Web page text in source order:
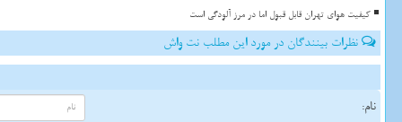
کیفیت هوای تهران قابل قبول اما در مرز آلودگی است
نظرات بینندگان در مورد این مطلب نت واش
نام: